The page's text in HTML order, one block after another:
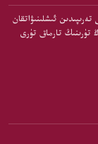
ئىشلىنىۋاتقان
تۈرىنىڭ تارماق تۈرى